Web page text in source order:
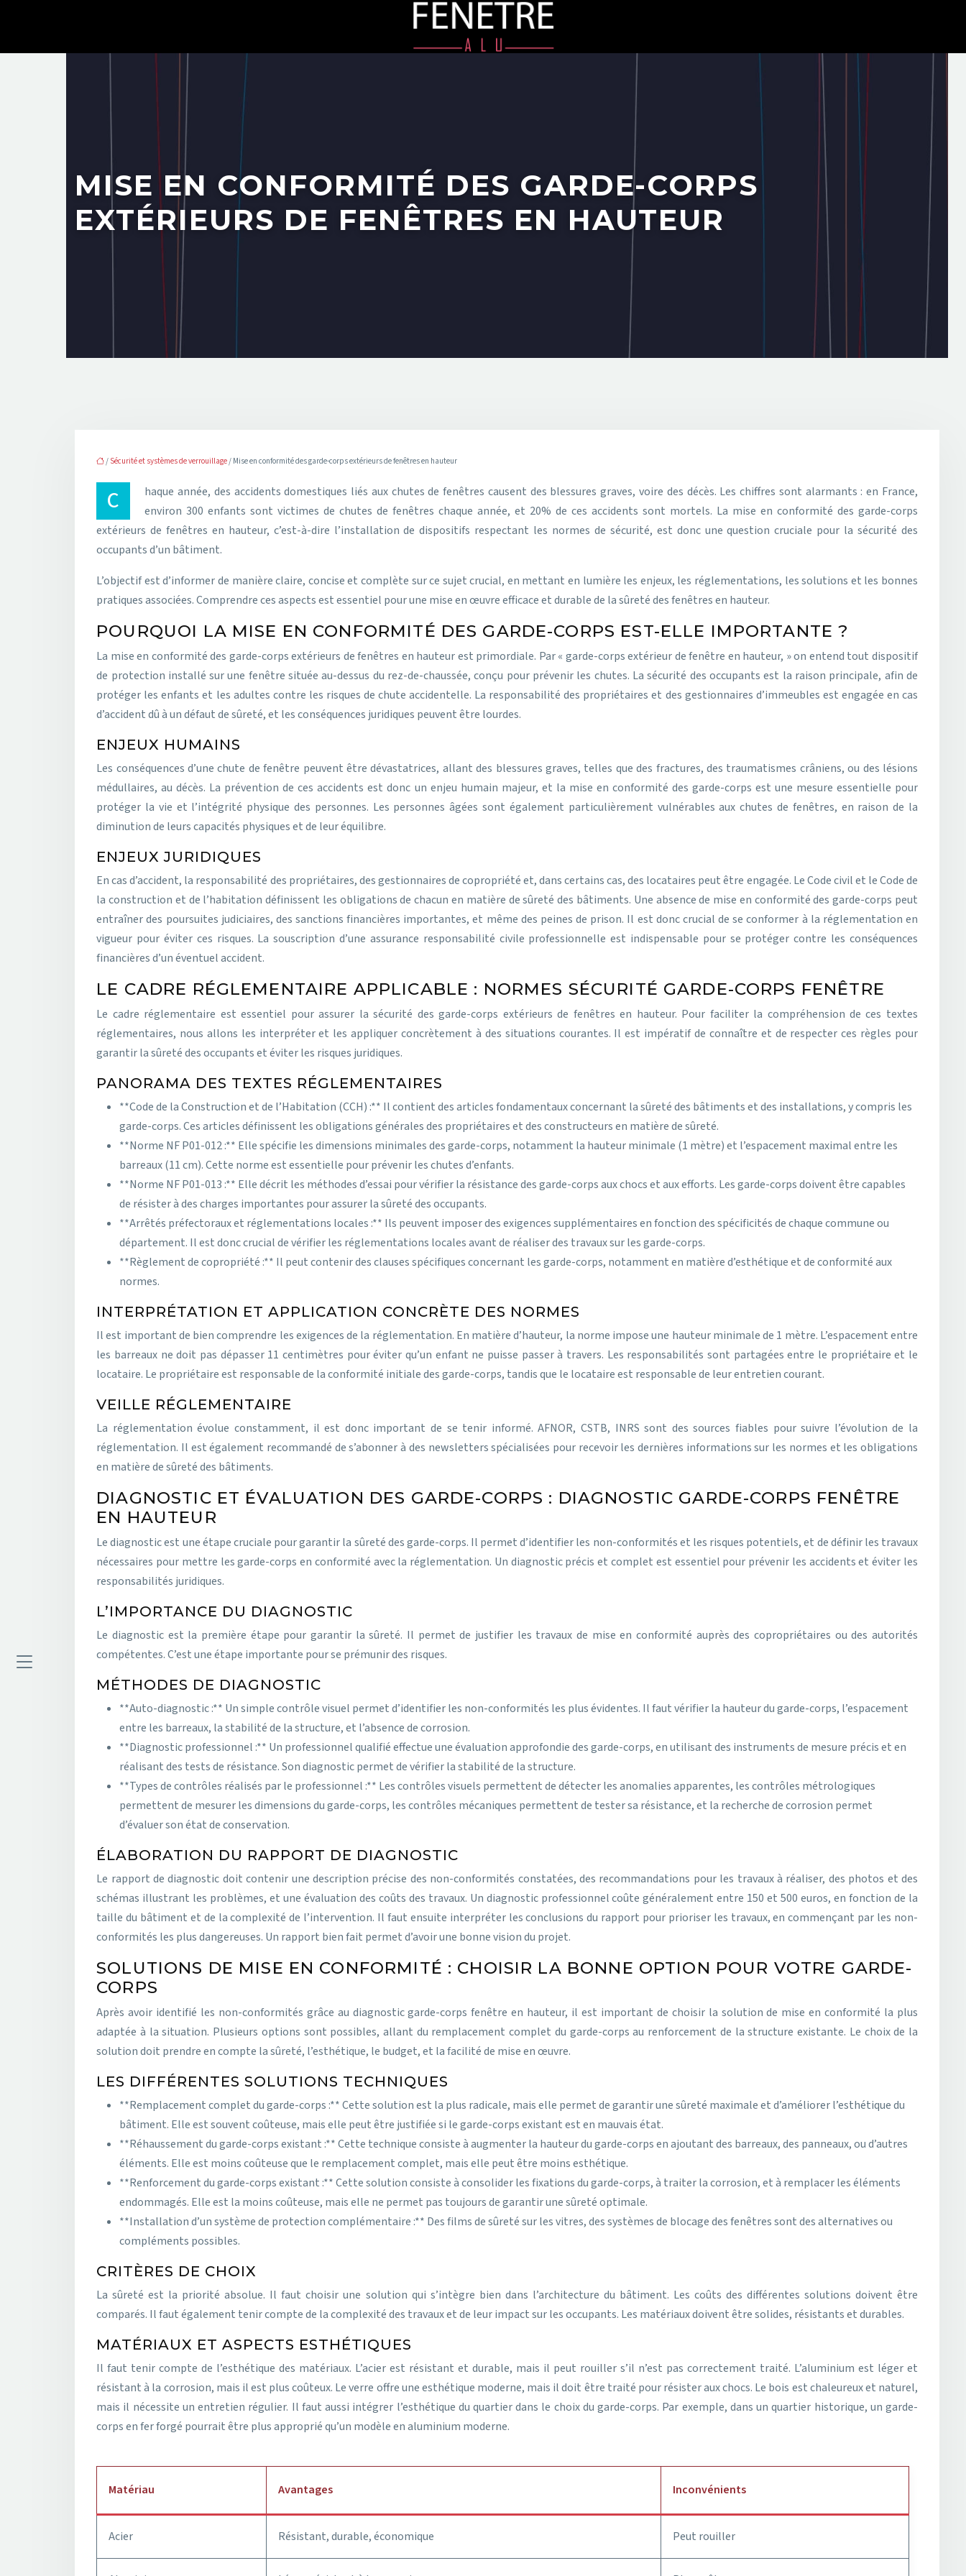
MISE EN CONFORMITÉ DES GARDE-CORPS
EXTÉRIEURS DE FENÊTRES EN HAUTEUR
/ Sécurité et systèmes de verrouillage/ Mise en conformité des garde-corps extérieurs de fenêtres en hauteur
Chaque année, des accidents domestiques liés aux chutes de fenêtres causent des blessures graves, voire des décès. Les chiffres sont alarmants : en France,
environ 300 enfants sont victimes de chutes de fenêtres chaque année, et 20% de ces accidents sont mortels. La mise en conformité des garde-corps
extérieurs de fenêtres en hauteur, c’est-à-dire l’installation de dispositifs respectant les normes de sécurité, est donc une question cruciale pour la sécurité des
occupants d’un bâtiment.
L’objectif est d’informer de manière claire, concise et complète sur ce sujet crucial, en mettant en lumière les enjeux, les réglementations, les solutions et les bonnes
pratiques associées. Comprendre ces aspects est essentiel pour une mise en œuvre efficace et durable de la sûreté des fenêtres en hauteur.
POURQUOI LA MISE EN CONFORMITÉ DES GARDE-CORPS EST-ELLE IMPORTANTE ?
La mise en conformité des garde-corps extérieurs de fenêtres en hauteur est primordiale. Par « garde-corps extérieur de fenêtre en hauteur, » on entend tout dispositif
de protection installé sur une fenêtre située au-dessus du rez-de-chaussée, conçu pour prévenir les chutes. La sécurité des occupants est la raison principale, afin de
protéger les enfants et les adultes contre les risques de chute accidentelle. La responsabilité des propriétaires et des gestionnaires d’immeubles est engagée en cas
d’accident dû à un défaut de sûreté, et les conséquences juridiques peuvent être lourdes.
ENJEUX HUMAINS
Les conséquences d’une chute de fenêtre peuvent être dévastatrices, allant des blessures graves, telles que des fractures, des traumatismes crâniens, ou des lésions
médullaires, au décès. La prévention de ces accidents est donc un enjeu humain majeur, et la mise en conformité des garde-corps est une mesure essentielle pour
protéger la vie et l’intégrité physique des personnes. Les personnes âgées sont également particulièrement vulnérables aux chutes de fenêtres, en raison de la
diminution de leurs capacités physiques et de leur équilibre.
ENJEUX JURIDIQUES
En cas d’accident, la responsabilité des propriétaires, des gestionnaires de copropriété et, dans certains cas, des locataires peut être engagée. Le Code civil et le Code de
la construction et de l’habitation définissent les obligations de chacun en matière de sûreté des bâtiments. Une absence de mise en conformité des garde-corps peut
entraîner des poursuites judiciaires, des sanctions financières importantes, et même des peines de prison. Il est donc crucial de se conformer à la réglementation en
vigueur pour éviter ces risques. La souscription d’une assurance responsabilité civile professionnelle est indispensable pour se protéger contre les conséquences
financières d’un éventuel accident.
LE CADRE RÉGLEMENTAIRE APPLICABLE : NORMES SÉCURITÉ GARDE-CORPS FENÊTRE
Le cadre réglementaire est essentiel pour assurer la sécurité des garde-corps extérieurs de fenêtres en hauteur. Pour faciliter la compréhension de ces textes
réglementaires, nous allons les interpréter et les appliquer concrètement à des situations courantes. Il est impératif de connaître et de respecter ces règles pour
garantir la sûreté des occupants et éviter les risques juridiques.
PANORAMA DES TEXTES RÉGLEMENTAIRES
**Code de la Construction et de l’Habitation (CCH) :** Il contient des articles fondamentaux concernant la sûreté des bâtiments et des installations, y compris les
garde-corps. Ces articles définissent les obligations générales des propriétaires et des constructeurs en matière de sûreté.
**Norme NF P01-012 :** Elle spécifie les dimensions minimales des garde-corps, notamment la hauteur minimale (1 mètre) et l’espacement maximal entre les
barreaux (11 cm). Cette norme est essentielle pour prévenir les chutes d’enfants.
**Norme NF P01-013 :** Elle décrit les méthodes d’essai pour vérifier la résistance des garde-corps aux chocs et aux efforts. Les garde-corps doivent être capables
de résister à des charges importantes pour assurer la sûreté des occupants.
**Arrêtés préfectoraux et réglementations locales :** Ils peuvent imposer des exigences supplémentaires en fonction des spécificités de chaque commune ou
département. Il est donc crucial de vérifier les réglementations locales avant de réaliser des travaux sur les garde-corps.
**Règlement de copropriété :** Il peut contenir des clauses spécifiques concernant les garde-corps, notamment en matière d’esthétique et de conformité aux
normes.
INTERPRÉTATION ET APPLICATION CONCRÈTE DES NORMES
Il est important de bien comprendre les exigences de la réglementation. En matière d’hauteur, la norme impose une hauteur minimale de 1 mètre. L’espacement entre
les barreaux ne doit pas dépasser 11 centimètres pour éviter qu’un enfant ne puisse passer à travers. Les responsabilités sont partagées entre le propriétaire et le
locataire. Le propriétaire est responsable de la conformité initiale des garde-corps, tandis que le locataire est responsable de leur entretien courant.
VEILLE RÉGLEMENTAIRE
La réglementation évolue constamment, il est donc important de se tenir informé. AFNOR, CSTB, INRS sont des sources fiables pour suivre l’évolution de la
réglementation. Il est également recommandé de s’abonner à des newsletters spécialisées pour recevoir les dernières informations sur les normes et les obligations
en matière de sûreté des bâtiments.
DIAGNOSTIC ET ÉVALUATION DES GARDE-CORPS : DIAGNOSTIC GARDE-CORPS FENÊTRE
EN HAUTEUR
Le diagnostic est une étape cruciale pour garantir la sûreté des garde-corps. Il permet d’identifier les non-conformités et les risques potentiels, et de définir les travaux
nécessaires pour mettre les garde-corps en conformité avec la réglementation. Un diagnostic précis et complet est essentiel pour prévenir les accidents et éviter les
responsabilités juridiques.
L’IMPORTANCE DU DIAGNOSTIC
Le diagnostic est la première étape pour garantir la sûreté. Il permet de justifier les travaux de mise en conformité auprès des copropriétaires ou des autorités
compétentes. C’est une étape importante pour se prémunir des risques.
MÉTHODES DE DIAGNOSTIC
**Auto-diagnostic :** Un simple contrôle visuel permet d’identifier les non-conformités les plus évidentes. Il faut vérifier la hauteur du garde-corps, l’espacement
entre les barreaux, la stabilité de la structure, et l’absence de corrosion.
**Diagnostic professionnel :** Un professionnel qualifié effectue une évaluation approfondie des garde-corps, en utilisant des instruments de mesure précis et en
réalisant des tests de résistance. Son diagnostic permet de vérifier la stabilité de la structure.
**Types de contrôles réalisés par le professionnel :** Les contrôles visuels permettent de détecter les anomalies apparentes, les contrôles métrologiques
permettent de mesurer les dimensions du garde-corps, les contrôles mécaniques permettent de tester sa résistance, et la recherche de corrosion permet
d’évaluer son état de conservation.
ÉLABORATION DU RAPPORT DE DIAGNOSTIC
Le rapport de diagnostic doit contenir une description précise des non-conformités constatées, des recommandations pour les travaux à réaliser, des photos et des
schémas illustrant les problèmes, et une évaluation des coûts des travaux. Un diagnostic professionnel coûte généralement entre 150 et 500 euros, en fonction de la
taille du bâtiment et de la complexité de l’intervention. Il faut ensuite interpréter les conclusions du rapport pour prioriser les travaux, en commençant par les non-
conformités les plus dangereuses. Un rapport bien fait permet d’avoir une bonne vision du projet.
SOLUTIONS DE MISE EN CONFORMITÉ : CHOISIR LA BONNE OPTION POUR VOTRE GARDE-
CORPS
Après avoir identifié les non-conformités grâce au diagnostic garde-corps fenêtre en hauteur, il est important de choisir la solution de mise en conformité la plus
adaptée à la situation. Plusieurs options sont possibles, allant du remplacement complet du garde-corps au renforcement de la structure existante. Le choix de la
solution doit prendre en compte la sûreté, l’esthétique, le budget, et la facilité de mise en œuvre.
LES DIFFÉRENTES SOLUTIONS TECHNIQUES
**Remplacement complet du garde-corps :** Cette solution est la plus radicale, mais elle permet de garantir une sûreté maximale et d’améliorer l’esthétique du
bâtiment. Elle est souvent coûteuse, mais elle peut être justifiée si le garde-corps existant est en mauvais état.
**Réhaussement du garde-corps existant :** Cette technique consiste à augmenter la hauteur du garde-corps en ajoutant des barreaux, des panneaux, ou d’autres
éléments. Elle est moins coûteuse que le remplacement complet, mais elle peut être moins esthétique.
**Renforcement du garde-corps existant :** Cette solution consiste à consolider les fixations du garde-corps, à traiter la corrosion, et à remplacer les éléments
endommagés. Elle est la moins coûteuse, mais elle ne permet pas toujours de garantir une sûreté optimale.
**Installation d’un système de protection complémentaire :** Des films de sûreté sur les vitres, des systèmes de blocage des fenêtres sont des alternatives ou
compléments possibles.
CRITÈRES DE CHOIX
La sûreté est la priorité absolue. Il faut choisir une solution qui s’intègre bien dans l’architecture du bâtiment. Les coûts des différentes solutions doivent être
comparés. Il faut également tenir compte de la complexité des travaux et de leur impact sur les occupants. Les matériaux doivent être solides, résistants et durables.
MATÉRIAUX ET ASPECTS ESTHÉTIQUES
Il faut tenir compte de l’esthétique des matériaux. L’acier est résistant et durable, mais il peut rouiller s’il n’est pas correctement traité. L’aluminium est léger et
résistant à la corrosion, mais il est plus coûteux. Le verre offre une esthétique moderne, mais il doit être traité pour résister aux chocs. Le bois est chaleureux et naturel,
mais il nécessite un entretien régulier. Il faut aussi intégrer l’esthétique du quartier dans le choix du garde-corps. Par exemple, dans un quartier historique, un garde-
corps en fer forgé pourrait être plus approprié qu’un modèle en aluminium moderne.
Matériau Avantages Inconvénients
Acier Résistant, durable, économique Peut rouiller